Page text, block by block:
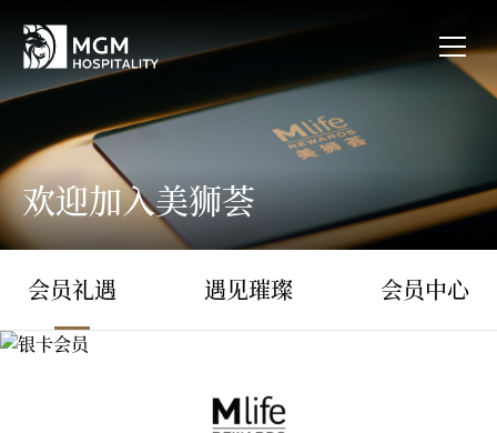
欢迎加入美狮荟
会员礼遇 遇见璀璨 会员中心